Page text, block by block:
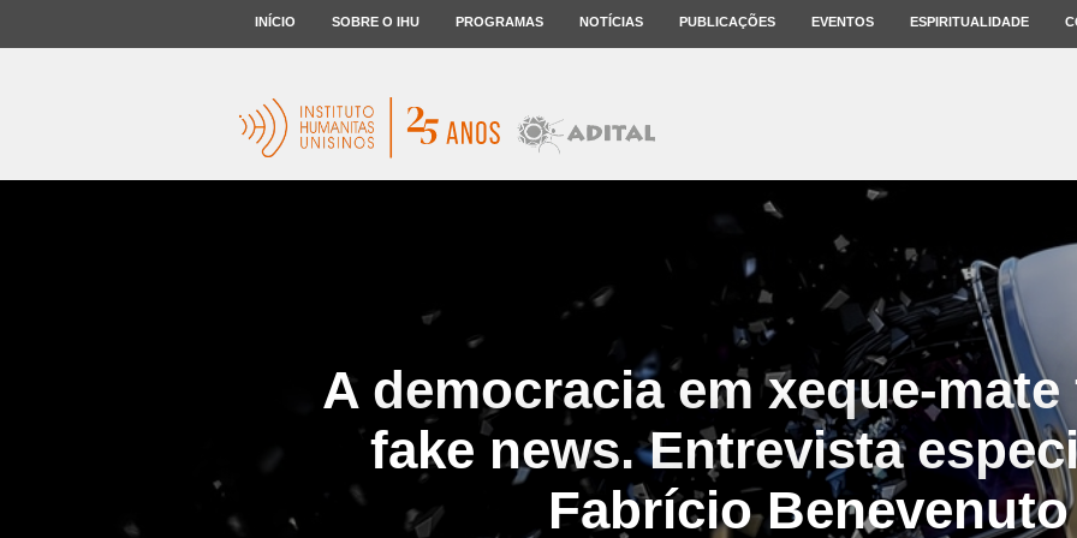
INÍCIO SOBRE O IHU PROGRAMAS NOTÍCIAS PUBLICAÇÕES EVENTOS ESPIRITUALIDADE
A democracia em xeque-
fake news. Entrevista
Fabrício Benevenuto